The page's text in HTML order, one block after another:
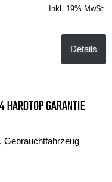
Inkl. 19% MwSt.
Details
GARANTIE
Gebrauchtfahrzeug